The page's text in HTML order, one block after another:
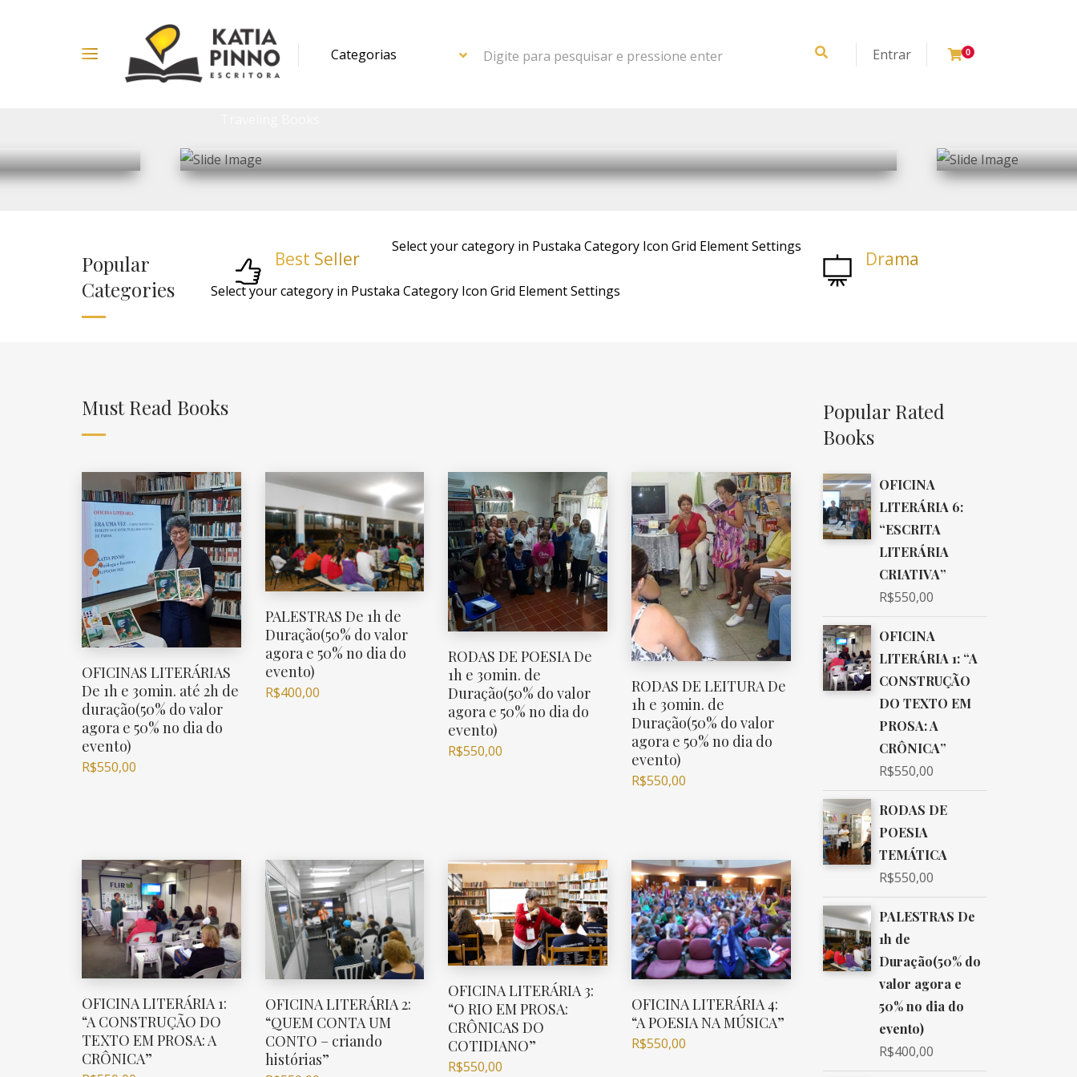
Digite para pesquisar e pressione enter Entrar 0
Cooming Soon
Popular
Categories
Best Seller
Select your category in Pustaka Category Icon Grid Element Settings
Drama
Select your category in Pustaka Category Icon Grid Element Settings
Must Read Books
OFICINAS LITERÁRIAS
De 1h e 30min. até 2h de
duração(50% do valor
agora e 50% no dia do
evento)
R$550,00
PALESTRAS De 1h de
Duração(50% do valor
agora e 50% no dia do
evento)
R$400,00
RODAS DE POESIA De
1h e 30min. de
Duração(50% do valor
agora e 50% no dia do
evento)
R$550,00
RODAS DE LEITURA De
1h e 30min. de
Duração(50% do valor
agora e 50% no dia do
evento)
R$550,00
OFICINA LITERÁRIA 1:
“A CONSTRUÇÃO DO
TEXTO EM PROSA: A
CRÔNICA”
OFICINA LITERÁRIA 2:
“QUEM CONTA UM
CONTO – criando
histórias”
OFICINA LITERÁRIA 3:
“O RIO EM PROSA:
CRÔNICAS DO
COTIDIANO”
R$550,00
OFICINA LITERÁRIA 4:
“A POESIA NA MÚSICA”
R$550,00
Popular Rated
Books
OFICINA
LITERÁRIA 6:
“ESCRITA
LITERÁRIA
CRIATIVA”
R$550,00
OFICINA
LITERÁRIA 1: “A
CONSTRUÇÃO
DO TEXTO EM
PROSA: A
CRÔNICA”
R$550,00
RODAS DE
POESIA
TEMÁTICA
R$550,00
PALESTRAS De
1h de
Duração(50% do
valor agora e
50% no dia do
evento)
R$400,00